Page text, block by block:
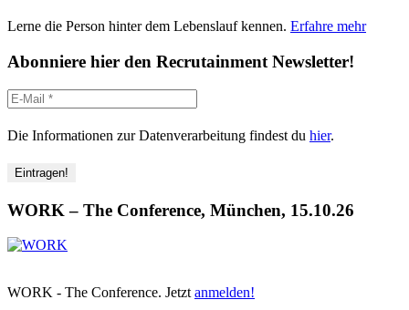
Lerne die Person hinter dem Lebenslauf kennen. Erfahre mehr
Abonniere hier den Recrutainment Newsletter!
Die Informationen zur Datenverarbeitung findest du hier.
WORK – The Conference, München, 15.10.26
WORK - The Conference. Jetzt anmelden!